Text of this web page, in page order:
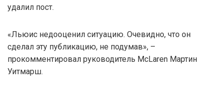
удалил пост.
«Льюис недооценил ситуацию. Очевидно, что он
сделал эту публикацию, не подумав», –
прокомментировал руководитель McLaren Мартин
Уитмарш.